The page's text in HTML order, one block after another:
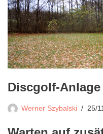
Discgolf-
Werner Szybalski 25/